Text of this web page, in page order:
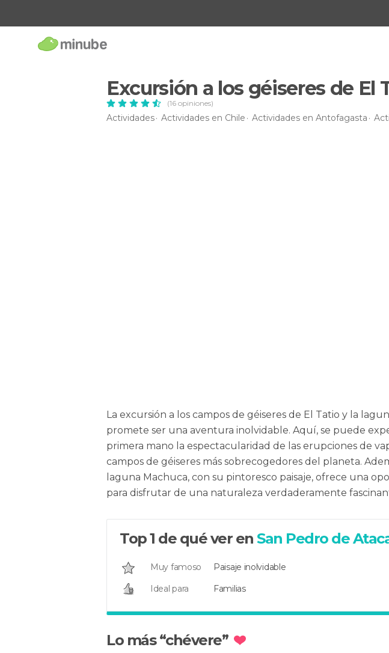
Excursión a los géiseres de El
(16 opiniones)
Actividades Actividades en Chile Actividades en Antofagasta
La excursión a los campos de géiseres de El Tatio y la
promete ser una aventura inolvidable. Aquí, se puede
primera mano la espectacularidad de las erupciones de
campos de géiseres más sobrecogedores del planeta.
laguna Machuca, con su pintoresco paisaje, ofrece una
para disfrutar de una naturaleza verdaderamente
Top 1 de qué ver en San Pedro de
Muy famoso
Paisaje inolvidable
Ideal para
Familias
Lo más “chévere”